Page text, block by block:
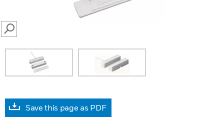
SEARCH
Save this page as PDF